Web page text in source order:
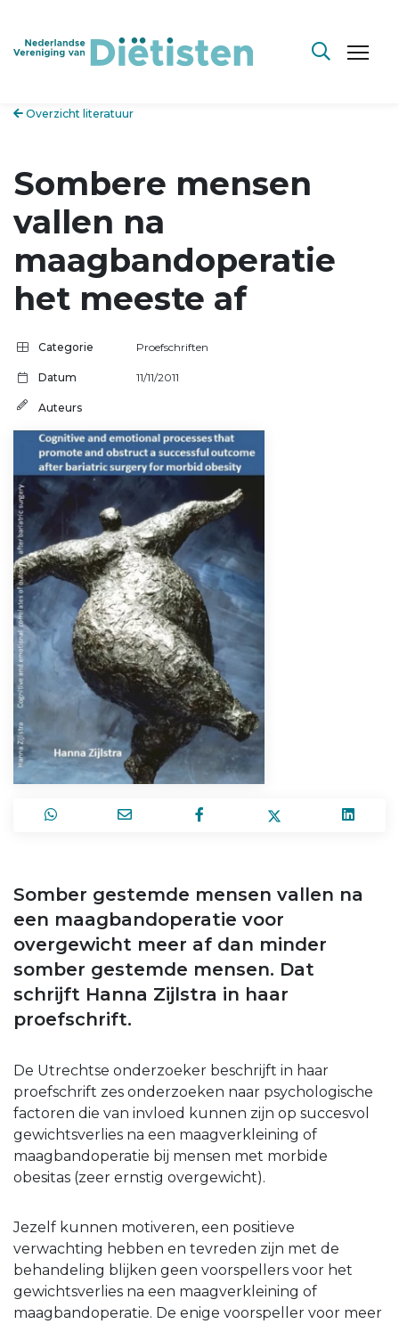
Overzicht literatuur
Sombere mensen
vallen na
maagbandoperatie
het meeste af
Categorie Proefschriften
Datum 11/11/2011
Auteurs
Somber gestemde mensen vallen na
een maagbandoperatie voor
overgewicht meer af dan minder
somber gestemde mensen. Dat
schrijft Hanna Zijlstra in haar
proefschrift.
De Utrechtse onderzoeker beschrijft in haar
proefschrift zes onderzoeken naar psychologische
factoren die van invloed kunnen zijn op succesvol
gewichtsverlies na een maagverkleining of
maagbandoperatie bij mensen met morbide
obesitas (zeer ernstig overgewicht).
Jezelf kunnen motiveren, een positieve
verwachting hebben en tevreden zijn met de
behandeling blijken geen voorspellers voor het
gewichtsverlies na een maagverkleining of
maagbandoperatie. De enige voorspeller voor meer